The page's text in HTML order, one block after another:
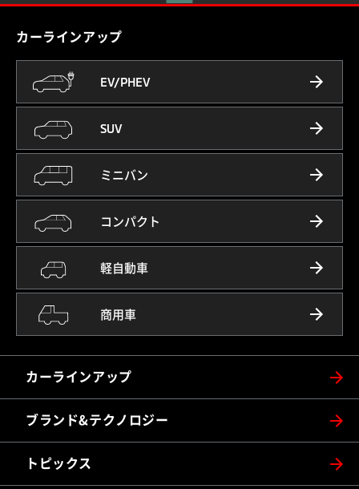
カーラインアップ
EV/PHEV
SUV
ミニバン
コンパクト
軽自動車
商用車
カーラインアップ
ブランド&テクノロジー
トピックス